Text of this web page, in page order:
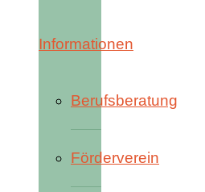
Informationen
Berufsberatung
Förderverein